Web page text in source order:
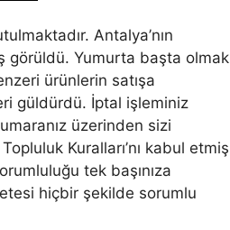
Antalya’nın
görüldü. Yumurta başta olmak
ürünlerin satışa
güldürdü. İptal işleminiz
üzerinden sizi
Kuralları’nı kabul etmiş
tek başınıza
hiçbir şekilde sorumlu